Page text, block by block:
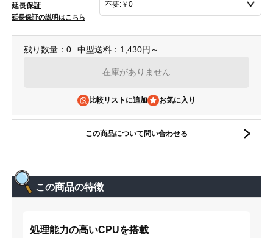
延長保証
延長保証の説明はこちら
残り数量：0 中型送料：1,430円～
在庫がありません
比較リストに追加
この商品について問い合わせる
この商品の特徴
処理能力の高いCPUを搭載